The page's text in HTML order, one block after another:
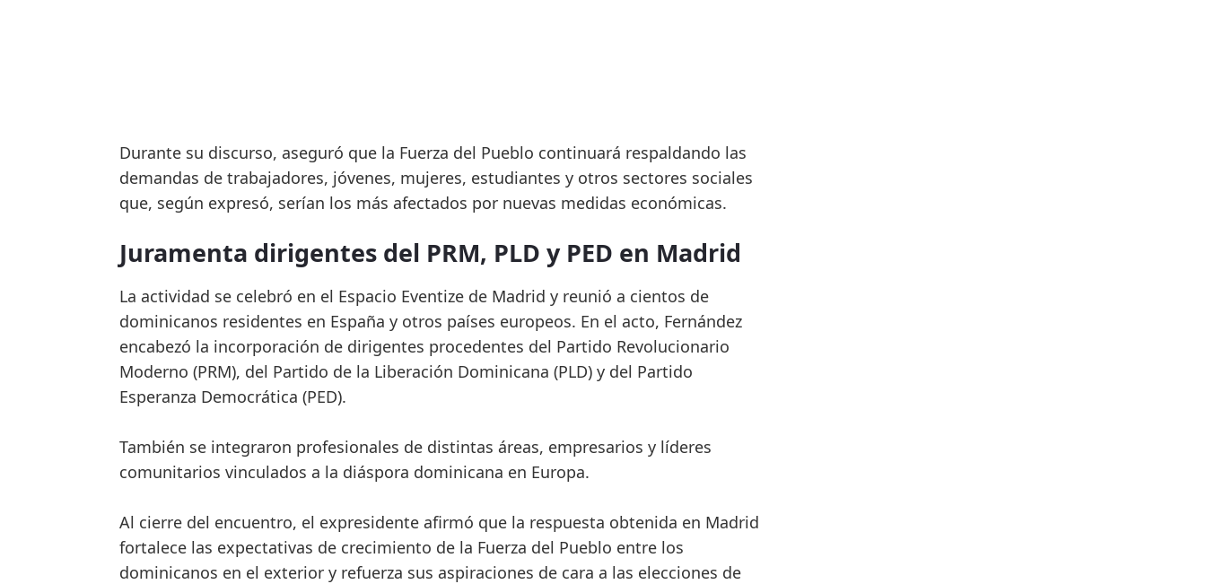
Durante su discurso, aseguró que la Fuerza del Pueblo continuará respaldando las
demandas de trabajadores, jóvenes, mujeres, estudiantes y otros sectores sociales
que, según expresó, serían los más afectados por nuevas medidas económicas.
Juramenta dirigentes del PRM, PLD y PED en Madrid
La actividad se celebró en el Espacio Eventize de Madrid y reunió a cientos de
dominicanos residentes en España y otros países europeos. En el acto, Fernández
encabezó la incorporación de dirigentes procedentes del Partido Revolucionario
Moderno (PRM), del Partido de la Liberación Dominicana (PLD) y del Partido
Esperanza Democrática (PED).
También se integraron profesionales de distintas áreas, empresarios y líderes
comunitarios vinculados a la diáspora dominicana en Europa.
Al cierre del encuentro, el expresidente afirmó que la respuesta obtenida en Madrid
fortalece las expectativas de crecimiento de la Fuerza del Pueblo entre los
dominicanos en el exterior y refuerza sus aspiraciones de cara a las elecciones de